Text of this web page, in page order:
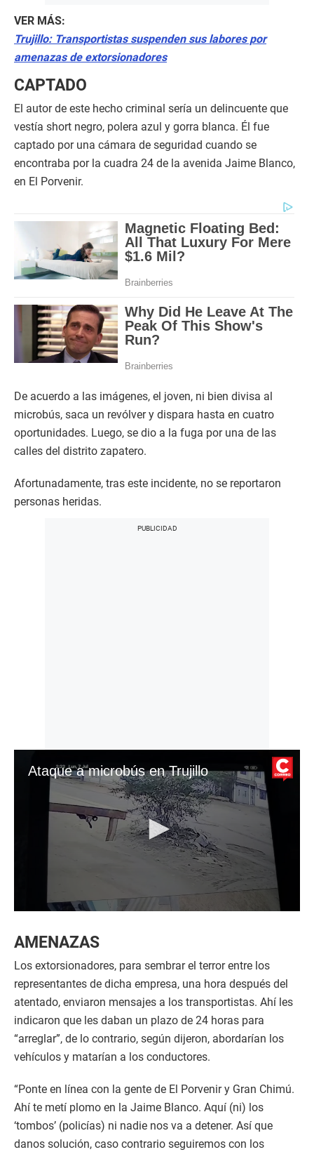
VER MÁS:
Trujillo: Transportistas suspenden sus labores por
amenazas de extorsionadores
CAPTADO
El autor de este hecho criminal sería un delincuente que
vestía short negro, polera azul y gorra blanca. Él fue
captado por una cámara de seguridad cuando se
encontraba por la cuadra 24 de la avenida Jaime Blanco,
en El Porvenir.
De acuerdo a las imágenes, el joven, ni bien divisa al
microbús, saca un revólver y dispara hasta en cuatro
oportunidades. Luego, se dio a la fuga por una de las
calles del distrito zapatero.
Afortunadamente, tras este incidente, no se reportaron
personas heridas.
Ataque a microbús en Trujillo
e
c
o
n
d
o
f
1
0
e
o
n
d
AMENAZAS
Los extorsionadores, para sembrar el terror entre los
representantes de dicha empresa, una hora después del
atentado, enviaron mensajes a los transportistas. Ahí les
indicaron que les daban un plazo de 24 horas para
“arreglar”, de lo contrario, según dijeron, abordarían los
vehículos y matarían a los conductores.
“Ponte en línea con la gente de El Porvenir y Gran Chimú.
Ahí te metí plomo en la Jaime Blanco. Aquí (ni) los
‘tombos’ (policías) ni nadie nos va a detener. Así que
danos solución, caso contrario seguiremos con los